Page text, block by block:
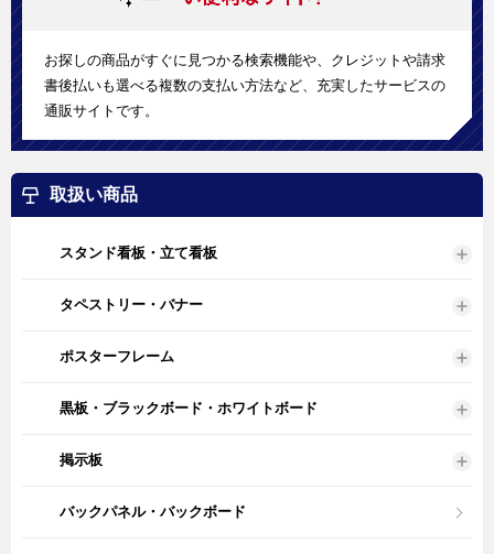
お探しの商品がすぐに見つかる検索機能や、クレジットや請求
書後払いも選べる複数の支払い方法など、充実したサービスの
通販サイトです。
取扱い商品
スタンド看板・立て看板
タペストリー・バナー
ポスターフレーム
黒板・ブラックボード・ホワイトボード
掲示板
バックパネル・バックボード